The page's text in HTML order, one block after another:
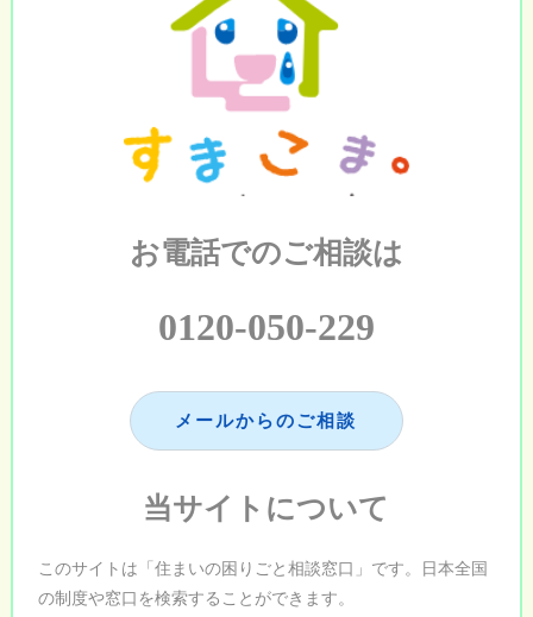
お電話でのご相談は
0120-050-229
メールからのご相談
当サイトについて
このサイトは「住まいの困りごと相談窓口」です。日本全国
の制度や窓口を検索することができます。